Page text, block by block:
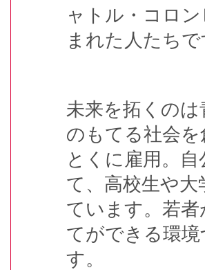
ャトル・コロ
まれた人たちで
未来を拓くの
のもてる社会
とくに雇用。
て、高校生や
ています。若
てができる環
す。